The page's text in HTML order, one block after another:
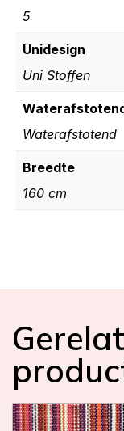
5
Unidesign
Uni Stoffen
Waterafstotend
Breedte
160 cm